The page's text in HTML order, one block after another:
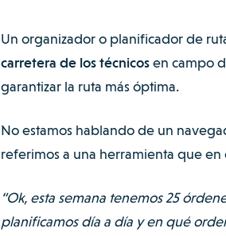
Un organizador o planificador de
carretera de los técnicosen campo
garantizar la ruta más óptima.
No estamos hablando de un
referimos a una herramienta que
“Ok, esta semana tenemos 25
planificamos día a día y en qué